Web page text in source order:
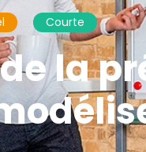
Courte
la